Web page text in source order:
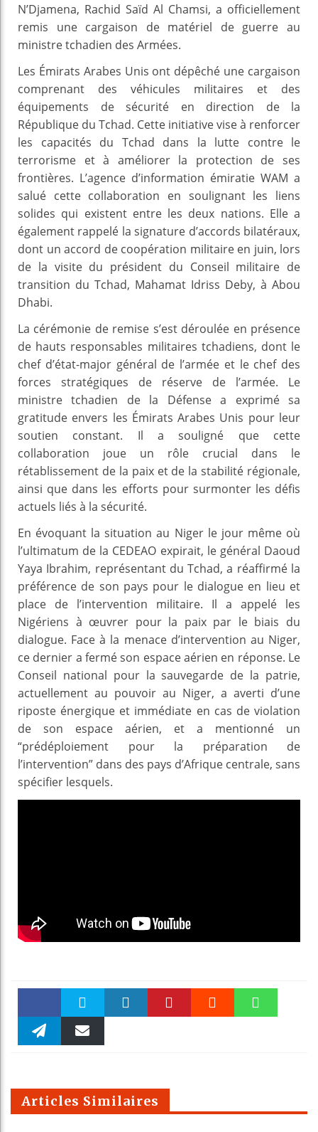
N’Djamena, Rachid Saïd Al Chamsi, a officiellement
remis une cargaison de matériel de guerre au
ministre tchadien des Armées.
Les Émirats Arabes Unis ont dépêché une cargaison
comprenant des véhicules militaires et des
équipements de sécurité en direction de la
République du Tchad. Cette initiative vise à renforcer
les capacités du Tchad dans la lutte contre le
terrorisme et à améliorer la protection de ses
frontières. L’agence d’information émiratie WAM a
salué cette collaboration en soulignant les liens
solides qui existent entre les deux nations. Elle a
également rappelé la signature d’accords bilatéraux,
dont un accord de coopération militaire en juin, lors
de la visite du président du Conseil militaire de
transition du Tchad, Mahamat Idriss Deby, à Abou
Dhabi.
La cérémonie de remise s’est déroulée en présence
de hauts responsables militaires tchadiens, dont le
chef d’état-major général de l’armée et le chef des
forces stratégiques de réserve de l’armée. Le
ministre tchadien de la Défense a exprimé sa
gratitude envers les Émirats Arabes Unis pour leur
soutien constant. Il a souligné que cette
collaboration joue un rôle crucial dans le
rétablissement de la paix et de la stabilité régionale,
ainsi que dans les efforts pour surmonter les défis
actuels liés à la sécurité.
En évoquant la situation au Niger le jour même où
l’ultimatum de la CEDEAO expirait, le général Daoud
Yaya Ibrahim, représentant du Tchad, a réaffirmé la
préférence de son pays pour le dialogue en lieu et
place de l’intervention militaire. Il a appelé les
Nigériens à œuvrer pour la paix par le biais du
dialogue. Face à la menace d’intervention au Niger,
ce dernier a fermé son espace aérien en réponse. Le
Conseil national pour la sauvegarde de la patrie,
actuellement au pouvoir au Niger, a averti d’une
riposte énergique et immédiate en cas de violation
de son espace aérien, et a mentionné un
“prédéploiement pour la préparation de
l’intervention” dans des pays d’Afrique centrale, sans
spécifier lesquels.
Faceboo Twitter
m
Articles Similaires